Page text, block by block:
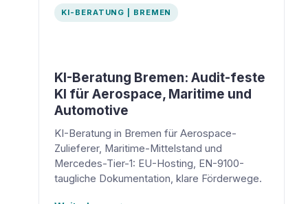
KI-BERATUNG | BREMEN
KI-Beratung Bremen: Audit-feste
KI für Aerospace, Maritime und
Automotive
KI-Beratung in Bremen für Aerospace-
Zulieferer, Maritime-Mittelstand und
Mercedes-Tier-1: EU-Hosting, EN-9100-
taugliche Dokumentation, klare Förderwege.